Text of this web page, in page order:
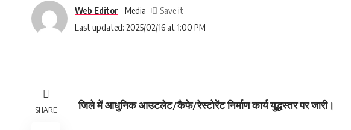
Last updated: 2025/02/16 at 1:00 PM
Web Editor - Media
SHARE जिले में आधुनिक आउटलेट/कैफे/रेस्टोरेंट निर्माण कार्य युद्धस्तर पर जारी।